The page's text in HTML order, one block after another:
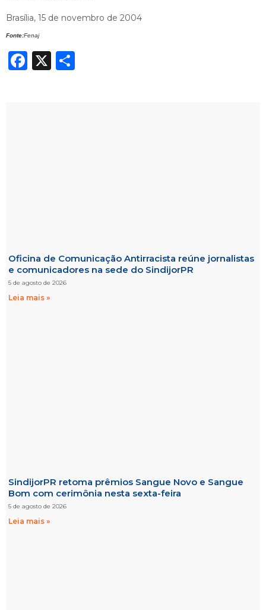
Brasília, 15 de novembro de 2004
Fonte:Fenaj
Facebook
X
Oficina de Comunicação Antirracista reúne jornalistas
e comunicadores na sede do SindijorPR
5 de agosto de 2026
Leia mais »
SindijorPR retoma prêmios Sangue Novo e Sangue
Bom com cerimônia nesta sexta-feira
5 de agosto de 2026
Leia mais »